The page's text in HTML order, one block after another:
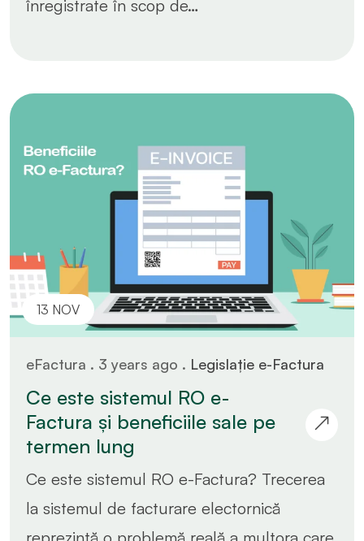
înregistrate în scop de…
13 NOV
eFactura . 3 years ago . Legislație e-Factura
Ce este sistemul RO e-
Factura și beneficiile sale pe
termen lung
Ce este sistemul RO e-Factura? Trecerea
la sistemul de facturare electornică